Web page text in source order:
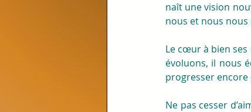
naît une vision
nous et nous nous
Le cœur à bien ses
évoluons, il nous
progresser encore
Ne pas cesser